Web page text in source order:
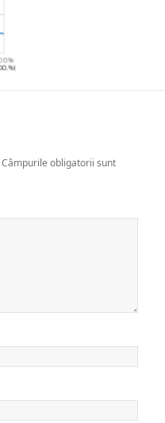
Câmpurile obligatorii sunt